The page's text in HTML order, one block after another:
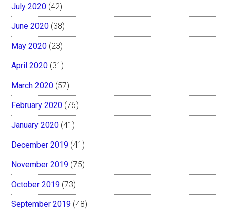
July 2020 (42)
June 2020 (38)
May 2020 (23)
April 2020 (31)
March 2020 (57)
February 2020 (76)
January 2020 (41)
December 2019 (41)
November 2019 (75)
October 2019 (73)
September 2019 (48)